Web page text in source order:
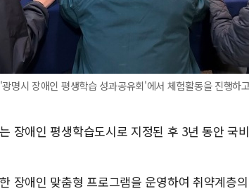
명시 장애인 평생학습 성과공유회'에서 체험활동을 진행하
장애인 평생학습도시로 지정된 후 3년 동안 국
장애인 맞춤형 프로그램을 운영하여 취약계층